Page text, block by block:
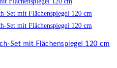
Set mit Flächenspiegel 120 cm